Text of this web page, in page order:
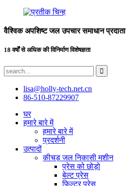
वैश्विक अपशिष्ट जल उपचार समाधान प्रदाता
18 वर्षों से अधिक की विनिर्माण विशेषज्ञता
lisa@holly-tech.net.cn
86-510-87229907
घर
हमारे बारे में
हमारे बारे में
प्रदर्शनी
उत्पादों
कीचड़ जल निकासी मशीन
प्रेस को छोड़ो
बेल्ट प्रेस
फ़िल्टर प्रेस